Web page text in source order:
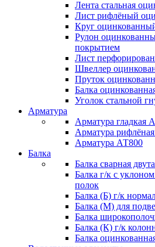
Лента стальная
Лист рифлёный
Круг
Рулон
покрытием
Лист
Швеллер
Пруток
Балка
Уголок стальной
Арматура
Арматура гладкая
Арматура
Арматура АТ800
Балка
Балка сварная
Балка г/к с
полок
Балка (Б) г/к
Балка (М) для
Балка
Балка (К) г/к
Балка